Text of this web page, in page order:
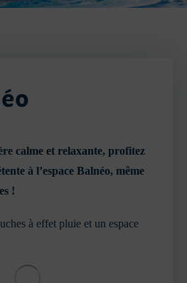
calme et relaxante, profitez
à l’espace Balnéo, même
!
à effet pluie et un espace